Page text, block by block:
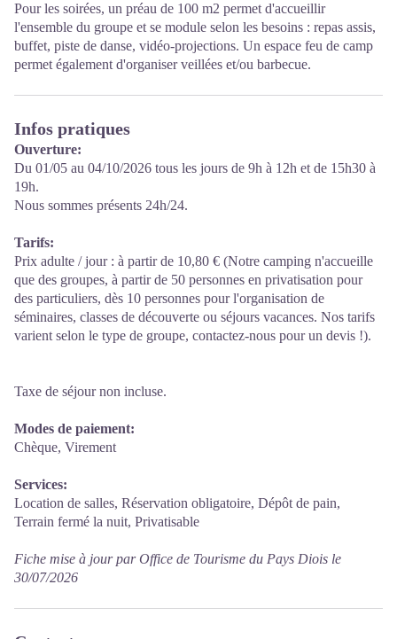
Pour les soirées, un préau de 100 m2 permet d'accueillir
l'ensemble du groupe et se module selon les besoins : repas assis,
buffet, piste de danse, vidéo-projections. Un espace feu de camp
permet également d'organiser veillées et/ou barbecue.
Infos pratiques
Ouverture:
Du 01/05 au 04/10/2026 tous les jours de 9h à 12h et de 15h30 à
19h.
Nous sommes présents 24h/24.
Tarifs:
Prix adulte / jour : à partir de 10,80 € (Notre camping n'accueille
que des groupes, à partir de 50 personnes en privatisation pour
des particuliers, dès 10 personnes pour l'organisation de
séminaires, classes de découverte ou séjours vacances. Nos tarifs
varient selon le type de groupe, contactez-nous pour un devis !).
Taxe de séjour non incluse.
Modes de paiement:
Chèque, Virement
Services:
Location de salles, Réservation obligatoire, Dépôt de pain,
Terrain fermé la nuit, Privatisable
Fiche mise à jour par Office de Tourisme du Pays Diois le
30/07/2026